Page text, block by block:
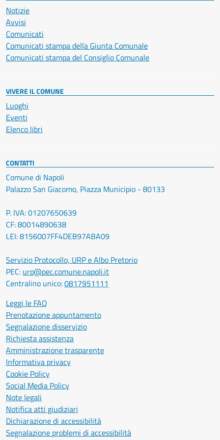
Notizie
Avvisi
Comunicati
Comunicati stampa della Giunta Comunale
Comunicati stampa del Consiglio Comunale
VIVERE IL COMUNE
Luoghi
Eventi
Elenco libri
CONTATTI
Comune di Napoli
Palazzo San Giacomo, Piazza Municipio - 80133
P. IVA: 01207650639
CF: 80014890638
LEI: 8156007FF4DEB97ABA09
Servizio Protocollo, URP e Albo Pretorio
PEC: urp@pec.comune.napoli.it
Centralino unico:0817951111
Leggi le FAQ
Prenotazione appuntamento
Segnalazione disservizio
Richiesta assistenza
Amministrazione trasparente
Informativa privacy
Cookie Policy
Social Media Policy
Note legali
Notifica atti giudiziari
Dichiarazione di accessibilità
Segnalazione problemi di accessibilità